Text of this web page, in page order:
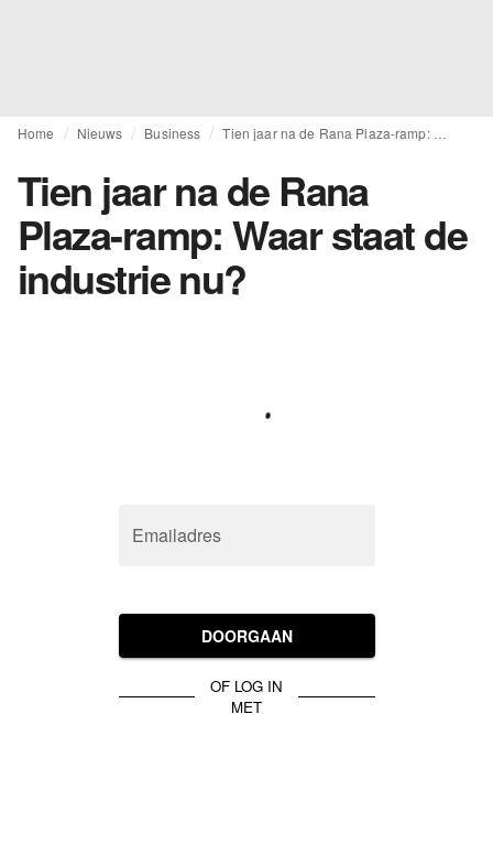
Home Nieuws Business
Tien jaar na de Rana
Plaza-ramp: Waar staat de
industrie nu?
Emailadres
DOORGAAN
OF LOG IN
MET